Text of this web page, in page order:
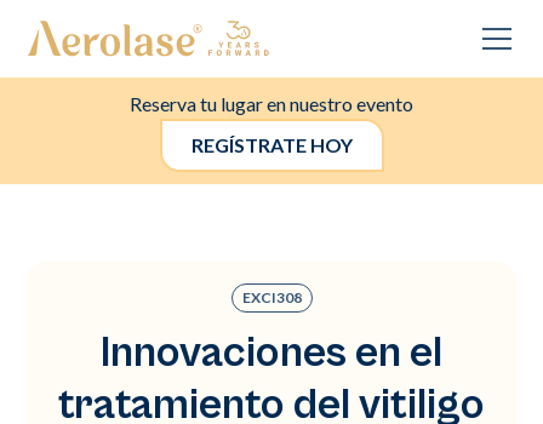
Reserva tu lugar en nuestro evento
REGÍSTRATE HOY
EXCI308
Innovaciones en el
tratamiento del vitiligo